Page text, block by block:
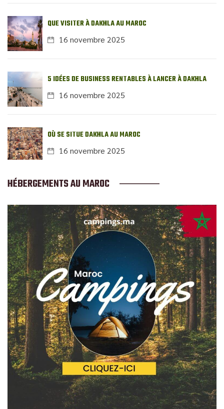
QUE VISITER À DAKHLA AU MAROC
16 novembre 2025
5 IDÉES DE BUSINESS RENTABLES À LANCER À DAKHLA
16 novembre 2025
OÙ SE SITUE DAKHLA AU MAROC
16 novembre 2025
HÉBERGEMENTS AU MAROC